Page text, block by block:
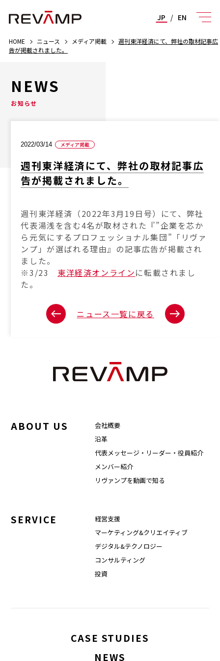
JP / EN
HOME ニュース メディア掲載
週刊東洋経済にて、弊社の取材記事広
告が掲載されました。
NEWS
お知らせ
2022/03/14 メディア掲載
週刊東洋経済にて、弊社の取材記事広
告が掲載されました。
週刊東洋経済（2022年3月19日号）にて、弊社
代表湯浅を含む4名が取材された『”企業を芯か
ら元気にするプロフェッショナル集団”「リヴァ
ンプ」が選ばれる理由』の記事広告が掲載され
ました。
※3/23 東洋経済オンラインに転載されまし
た。
ニュース一覧に戻る
ABOUT US
会社概要
沿革
代表メッセージ・リーダー・役員紹介
メンバー紹介
リヴァンプを動画で知る
SERVICE
経営支援
マーケティング&クリエイティブ
デジタル&テクノロジー
コンサルティング
投資
CASE STUDIES
NEWS